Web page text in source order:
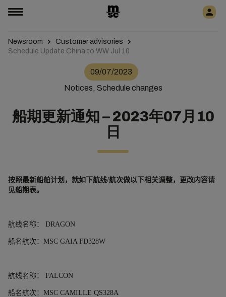
Newsroom
Customer advisories
Schedule Update China to WW Jul 10
09/07/2023
Notices, Schedule changes
船期更新通知 – 2023年07月10
日
按照最新船舶计划 ，就如下航线/航次做以下相关调整，更改内容请
见船期表。
航线名称： DRAGON
船名航次： MSC GAIA FD328W
航线名称： FALCON
船名航次： MSC CAMILLE QS328A